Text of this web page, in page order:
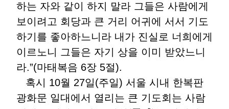
하는 자와 같이 하지 말라 그들은 사람에게
보이려고 회당과 큰 거리 어귀에 서서 기도
하기를 좋아하느니라 내가 진실로 너희에게
이르노니 그들은 자기 상을 이미 받았느니
라.”(마태복음 6장 5절).
혹시 10월 27일(주일) 서울 시내 한복판
광화문 일대에서 열리는 큰 기도회는 사람